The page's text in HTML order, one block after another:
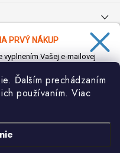
Ďalším prechádzaním
používaním. Viac
PRVÝ NÁKUP
vyplnením Vašej e-mailovej
odber